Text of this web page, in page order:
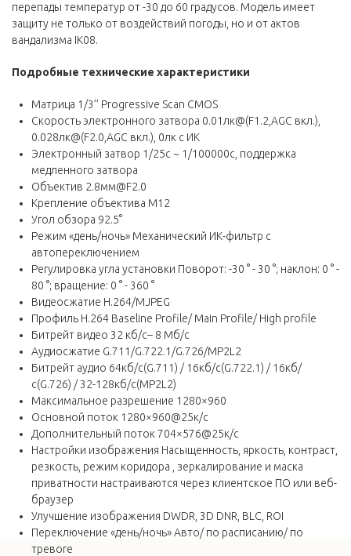
перепады температур от -30 до 60 градусов. Модель имеет
защиту не только от воздействий погоды, но и от актов
вандализма IK08.
Подробные технические характеристики
Матрица 1/3’’ Progressive Scan CMOS
Скорость электронного затвора 0.01лк@(F1.2,AGC вкл.),
0.028лк@(F2.0,AGC вкл.), 0лк с ИК
Электронный затвор 1/25с ~ 1/100000с, поддержка
медленного затвора
Объектив 2.8мм@F2.0
Крепление объектива M12
Угол обзора 92.5°
Режим «день/ночь» Механический ИК-фильтр с
автопереключением
Регулировка угла установки Поворот: -30 ° - 30 °; наклон: 0 ° -
80 °; вращение: 0 ° - 360 °
Видеосжатие H.264/MJPEG
Профиль H.264 Baseline Profile/ Main Profile/ High profile
Битрейт видео 32 кб/с– 8 Мб/с
Аудиосжатие G.711/G.722.1/G.726/MP2L2
Битрейт аудио 64кб/с(G.711) / 16кб/с(G.722.1) / 16кб/
с(G.726) / 32-128кб/с(MP2L2)
Максимальное разрешение 1280×960
Основной поток 1280×960@25к/с
Дополнительный поток 704×576@25к/с
Настройки изображения Насыщенность, яркость, контраст,
резкость, режим коридора , зеркалирование и маска
приватности настраиваются через клиентское ПО или веб-
браузер
Улучшение изображения DWDR, 3D DNR, BLC, ROI
Переключение «день/ночь» Авто/ по расписанию/ по
тревоге